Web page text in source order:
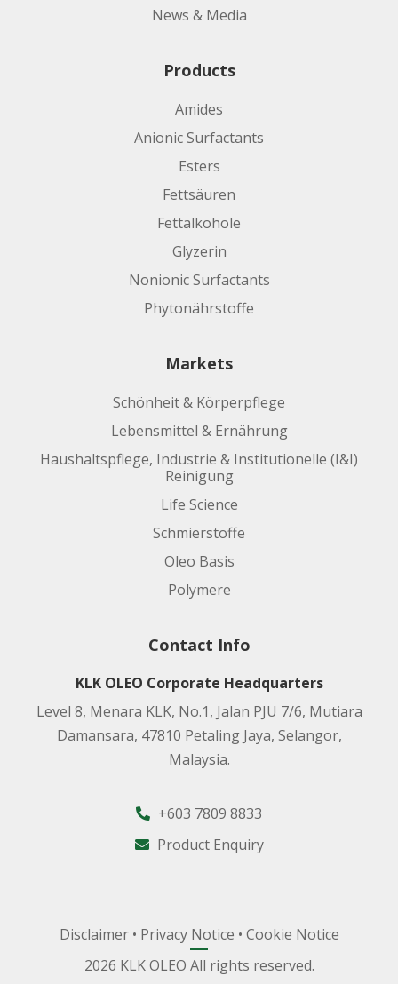
News & Media
Products
Amides
Anionic Surfactants
Esters
Fettsäuren
Fettalkohole
Glyzerin
Nonionic Surfactants
Phytonährstoffe
Markets
Schönheit & Körperpflege
Lebensmittel & Ernährung
Haushaltspflege, Industrie & Institutionelle (I&I)
Reinigung
Life Science
Schmierstoffe
Oleo Basis
Polymere
Contact Info
KLK OLEO Corporate Headquarters
Level 8, Menara KLK, No.1, Jalan PJU 7/6, Mutiara
Damansara, 47810 Petaling Jaya, Selangor,
Malaysia.
+603 7809 8833
Product Enquiry
Disclaimer• Privacy Notice • Cookie Notice
2026 KLK OLEO All rights reserved.